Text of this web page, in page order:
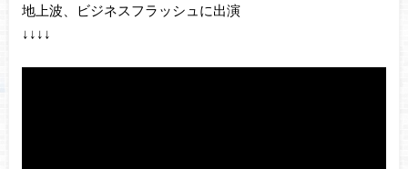
地上波、ビジネスフラッシュに出演
↓↓↓↓